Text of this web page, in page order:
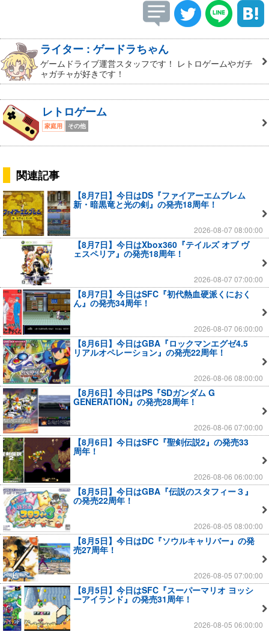
ライター : ゲードラちゃん
ゲームドライブ運営スタッフです！ レトロゲームやガチ
ャガチャが好きです！
レトロゲーム
家庭用 その他
関連記事
【8月7日】今日はDS『ファイアーエムブレム
新・暗黒竜と光の剣』の発売18周年！
2026-08-07 08:00:00
【8月7日】今日はXbox360『テイルズ オブ ヴ
ェスペリア』の発売18周年！
2026-08-07 07:00:00
【8月7日】今日はSFC『初代熱血硬派くにおく
ん』の発売34周年！
2026-08-07 06:00:00
【8月6日】今日はGBA『ロックマンエグゼ4.5
リアルオペレーション』の発売22周年！
2026-08-06 08:00:00
【8月6日】今日はPS『SDガンダム G
GENERATION』の発売28周年！
2026-08-06 07:00:00
【8月6日】今日はSFC『聖剣伝説2』の発売33
周年！
2026-08-06 06:00:00
【8月5日】今日はGBA『伝説のスタフィー３』
の発売22周年！
2026-08-05 08:00:00
【8月5日】今日はDC『ソウルキャリバー』の発
売27周年！
2026-08-05 07:00:00
【8月5日】今日はSFC『スーパーマリオ ヨッシ
ーアイランド』の発売31周年！
2026-08-05 06:00:00